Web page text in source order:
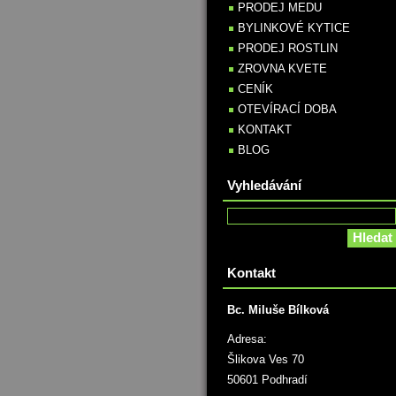
PRODEJ MEDU
BYLINKOVÉ KYTICE
PRODEJ ROSTLIN
ZROVNA KVETE
CENÍK
OTEVÍRACÍ DOBA
KONTAKT
BLOG
Vyhledávání
Kontakt
Bc. Miluše Bílková
Adresa:
Šlikova Ves 70
50601 Podhradí